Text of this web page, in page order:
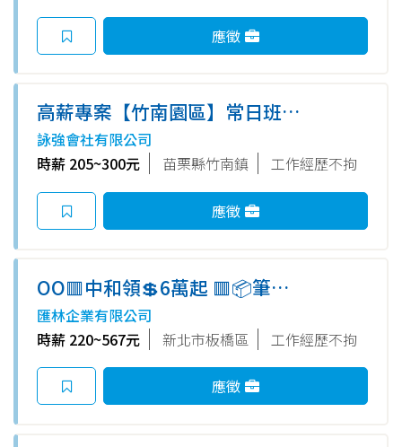
應徵
高薪專案【竹南園區】常日班/
常中班/常夜班〔組裝.測試.操
機〕公司可停車/彈性加班/享多
樣獎金
詠強會社有限公司
時薪 205~300元
苗栗縣竹南鎮 工作經歷不拘
應徵
OO🟥中和領💲6萬起 🟥📦筆電
組裝包裝員｜高錄取免經驗🗣️可
日領☑️冷氣房舒適作業
匯林企業有限公司
時薪 220~567元
新北市板橋區 工作經歷不拘
應徵